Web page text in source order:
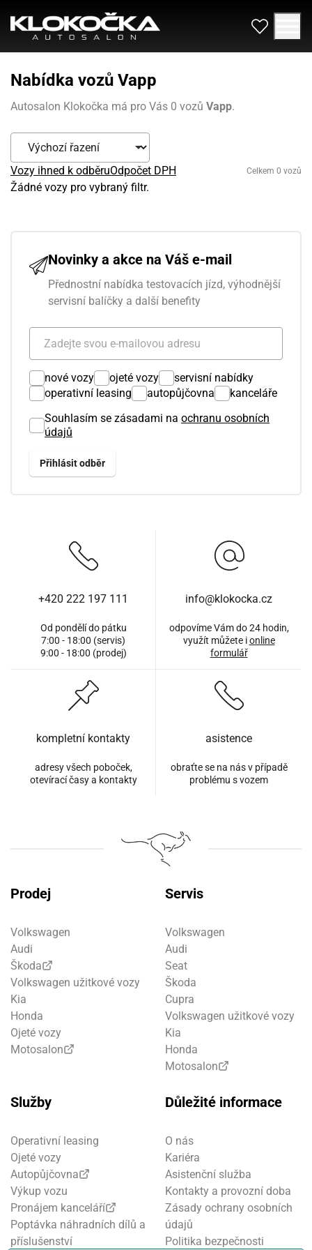
Nabídka vozů Vapp
Autosalon Klokočka má pro Vás 0 vozů Vapp.
Vozy ihned k odběruOdpočet DPH Celkem 0 vozů
Žádné vozy pro vybraný filtr.
Novinky a akce na Váš e-mail
Přednostní nabídka testovacích jízd, výhodnější
servisní balíčky a další benefity
nové vozy ojeté vozy
servisní nabídky
operativní leasing
autopůjčovna
kanceláře
Souhlasím se zásadami na ochranu osobních
údajů
+420 222 197 111
Od pondělí do pátku
7:00 - 18:00 (servis)
9:00 - 18:00 (prodej)
info@klokocka.cz
odpovíme Vám do 24 hodin,
využít můžete ionline
formulář
kompletní kontakty
adresy všech poboček,
otevírací časy a kontakty
asistence
obraťte se na nás v případě
problému s vozem
Prodej
Volkswagen
Audi
Škoda
Volkswagen užitkové vozy
Kia
Honda
Ojeté vozy
Motosalon
Servis
Volkswagen
Audi
Seat
Škoda
Cupra
Volkswagen užitkové vozy
Kia
Honda
Motosalon
Služby
Operativní leasing
Ojeté vozy
Autopůjčovna
Výkup vozu
Pronájem kanceláří
Poptávka náhradních dílů a
příslušenství
Důležité informace
O nás
Kariéra
Asistenční služba
Kontakty a provozní doba
Zásady ochrany osobních
údajů
Politika bezpečnosti